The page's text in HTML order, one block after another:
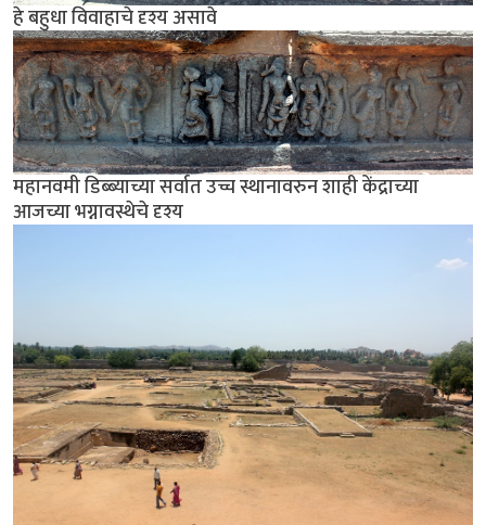
हे बहुधा विवाहाचे दृश्य असावे
महानवमी डिब्ब्याच्या सर्वात उच्च स्थानावरुन शाही केंद्राच्या
आजच्या भग्नावस्थेचे दृश्य